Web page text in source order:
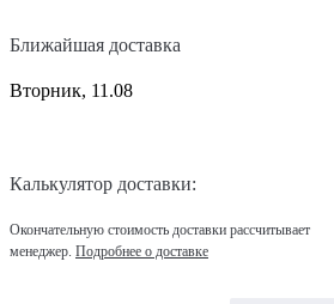
Ближайшая доставка
Вторник, 11.08
Калькулятор доставки:
Окончательную стоимость доставки рассчитывает
менеджер. Подробнее о доставке